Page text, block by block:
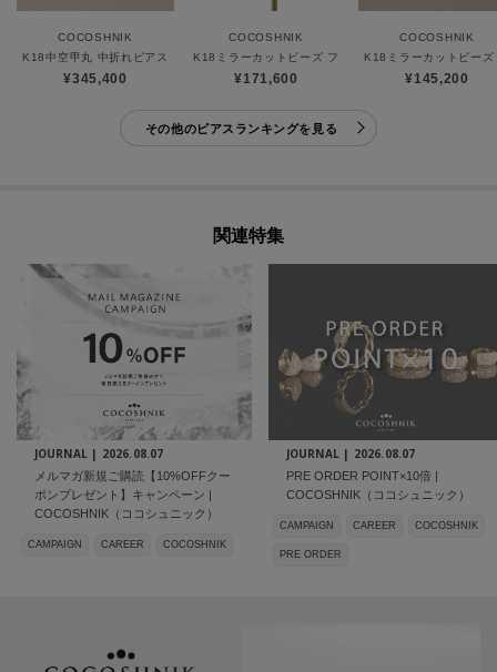
COCOSHNIK
K18中空甲丸 中折れピアス
¥345,400
COCOSHNIK
K18ミラーカットビーズ フープピアス（大）
¥171,600
COCOSHNIK
K18ミラーカットビー
¥145,200
その他のピアスランキングを見る
関連特集
JOURNAL | 2026.08.07
メルマガ新規ご購読【10%OFFクー
ポンプレゼント】キャンペーン |
COCOSHNIK（ココシュニック）
CAMPAIGN CAREER COCOSHNIK
JOURNAL | 2026.08.07
PRE ORDER POINT×10倍 |
COCOSHNIK（ココシュニック）
CAMPAIGN CAREER COCOSHNIK
PRE ORDER